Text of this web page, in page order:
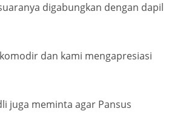
digabungkan dengan dapil
dan kami mengapresiasi
juga meminta agar Pansus